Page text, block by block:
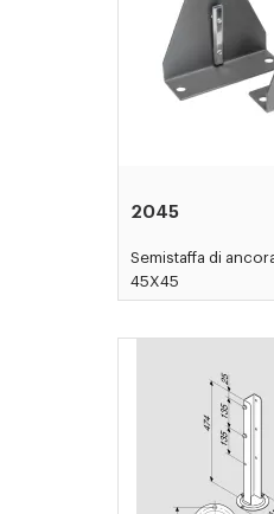
2045
Semistaffa di
45X45